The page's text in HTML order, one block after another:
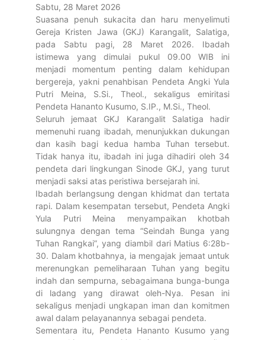
Sabtu, 28 Maret 2026
Suasana penuh sukacita dan haru menyelimuti
Gereja Kristen Jawa (GKJ) Karangalit, Salatiga,
pada Sabtu pagi, 28 Maret 2026. Ibadah
istimewa yang dimulai pukul 09.00 WIB ini
menjadi momentum penting dalam kehidupan
bergereja, yakni penahbisan Pendeta Angki Yula
Putri Meina, S.Si., Theol., sekaligus emiritasi
Pendeta Hananto Kusumo, S.IP., M.Si., Theol.
Seluruh jemaat GKJ Karangalit Salatiga hadir
memenuhi ruang ibadah, menunjukkan dukungan
dan kasih bagi kedua hamba Tuhan tersebut.
Tidak hanya itu, ibadah ini juga dihadiri oleh 34
pendeta dari lingkungan Sinode GKJ, yang turut
menjadi saksi atas peristiwa bersejarah ini.
Ibadah berlangsung dengan khidmat dan tertata
rapi. Dalam kesempatan tersebut, Pendeta Angki
Yula Putri Meina menyampaikan khotbah
sulungnya dengan tema “Seindah Bunga yang
Tuhan Rangkai”, yang diambil dari Matius 6:28b-
30. Dalam khotbahnya, ia mengajak jemaat untuk
merenungkan pemeliharaan Tuhan yang begitu
indah dan sempurna, sebagaimana bunga-bunga
di ladang yang dirawat oleh-Nya. Pesan ini
sekaligus menjadi ungkapan iman dan komitmen
awal dalam pelayanannya sebagai pendeta.
Sementara itu, Pendeta Hananto Kusumo yang